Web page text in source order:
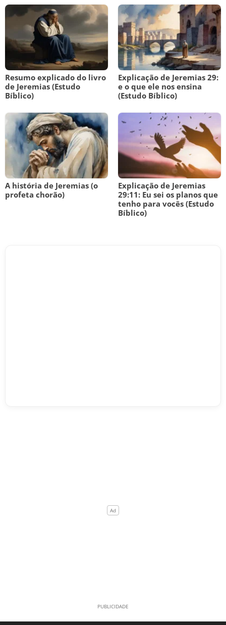
Resumo explicado do livro
de Jeremias (Estudo
Bíblico)
Explicação de Jeremias 29:
e o que ele nos ensina
(Estudo Bíblico)
A história de Jeremias (o
profeta chorão)
Explicação de Jeremias
29:11: Eu sei os planos que
tenho para vocês (Estudo
Bíblico)